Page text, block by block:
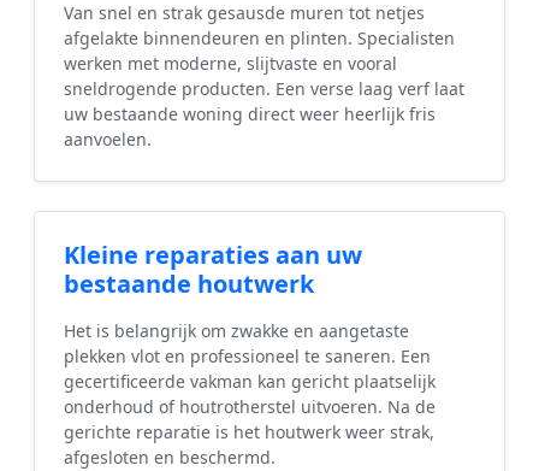
Van snel en strak gesausde muren tot netjes
afgelakte binnendeuren en plinten. Specialisten
werken met moderne, slijtvaste en vooral
sneldrogende producten. Een verse laag verf laat
uw bestaande woning direct weer heerlijk fris
aanvoelen.
Kleine reparaties aan uw
bestaande houtwerk
Het is belangrijk om zwakke en aangetaste
plekken vlot en professioneel te saneren. Een
gecertificeerde vakman kan gericht plaatselijk
onderhoud of houtrotherstel uitvoeren. Na de
gerichte reparatie is het houtwerk weer strak,
afgesloten en beschermd.